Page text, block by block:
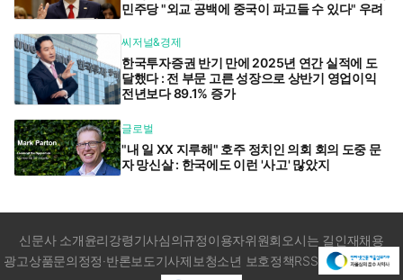
민주당 "외교 공백에 중국이 파고들 수 있다" 우려
씨저널&경제
한국투자증권 반기 만에 2025년 연간 실적에 도
달했다 : 전 부문 고른 성장으로 상반기 영업이익
전년보다 89.1% 증가
글로벌
"내 일 XX 지루해" 호주 정치인 의회 회의 도중 문
자 망신살 : 한국에도 이런 '사고' 많았지
신문사 소개윤리강령기사심의규정이용자위원회 오시는 길인재채용
광고상품문의정정·반론보도기사제보청소년 보호정책RSS